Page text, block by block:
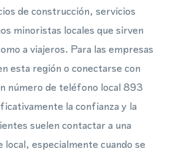
de construcción, servicios
minoristas locales que sirven
a viajeros. Para las empresas
esta región o conectarse con
número de teléfono local 893
la confianza y la
suelen contactar a una
local, especialmente cuando se